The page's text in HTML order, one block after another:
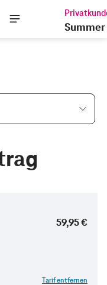
Cart
Summer
59,95 €
Tarif entfernen